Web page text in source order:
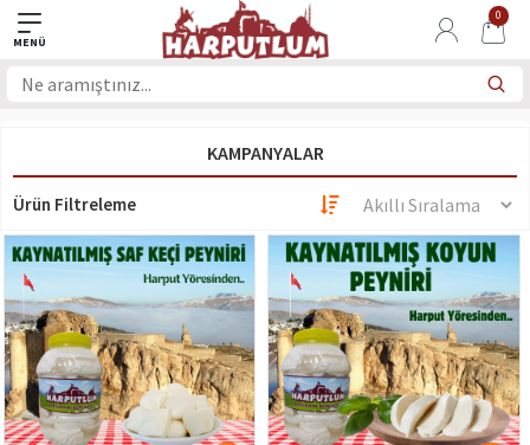
0
KAMPANYALAR
Ürün Filtreleme